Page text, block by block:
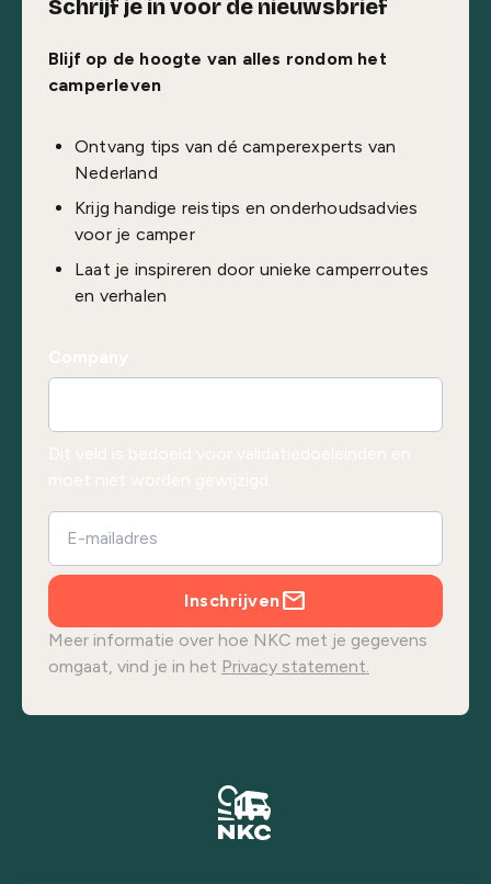
Schrijf je in voor de nieuwsbrief
Blijf op de hoogte van alles rondom het
camperleven
Ontvang tips van dé camperexperts van
Nederland
Krijg handige reistips en onderhoudsadvies
voor je camper
Laat je inspireren door unieke camperroutes
en verhalen
Inschrijven
Meer informatie over hoe NKC met je gegevens
omgaat, vind je in het Privacy statement.